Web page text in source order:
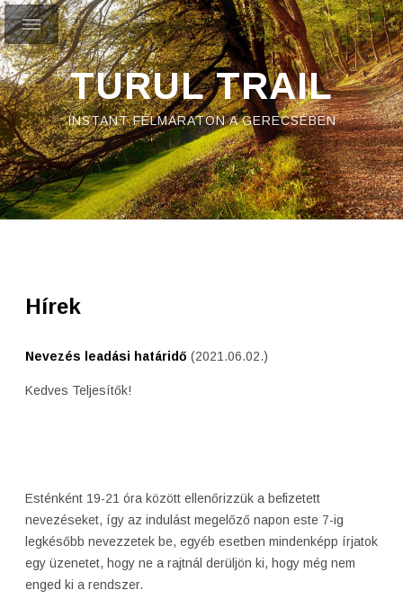
TURUL TRAIL
INSTANT FÉLMARATON A GERECSÉBEN
Hírek
Nevezés leadási határidő (2021.06.02.)
Kedves Teljesítők!
Esténként 19-21 óra között ellenőrizzük a befizetett
nevezéseket, így az indulást megelőző napon este 7-ig
legkésőbb nevezzetek be, egyéb esetben mindenképp írjatok
egy üzenetet, hogy ne a rajtnál derüljön ki, hogy még nem
enged ki a rendszer.